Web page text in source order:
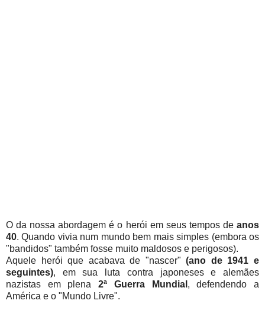
O da nossa abordagem é o herói em seus tempos de anos
40. Quando vivia num mundo bem mais simples (embora os
"bandidos" também fosse muito maldosos e perigosos).
Aquele herói que acabava de "nascer"(ano de 1941 e
seguintes), em sua luta contra japoneses e alemães
nazistas em plena2ª Guerra Mundial , defendendo a
América e o "Mundo Livre".